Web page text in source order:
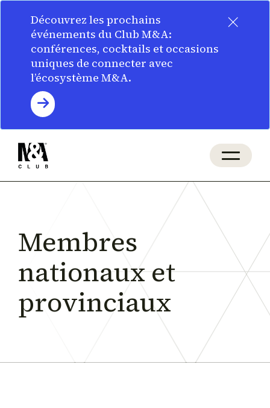
×
Découvrez les prochains
événements du Club M&A:
conférences, cocktails et occasions
uniques de connecter avec
l’écosystème M&A.
Membres
nationaux et
provinciaux